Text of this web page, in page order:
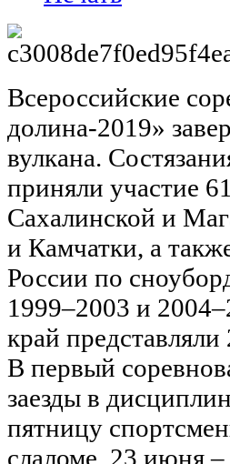
Всероссийские
долина-2019»
вулкана.
приняли участие
Сахалинской и
и Камчатки, а
России по
1999–2003 и
край представляли
В первый
заезды в
пятницу
слаломе, 23 июня